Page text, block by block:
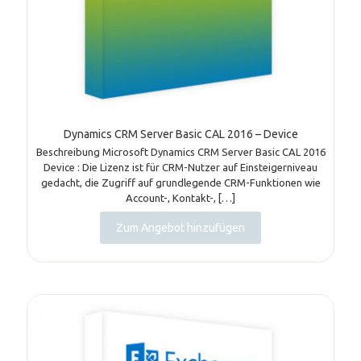
Dynamics CRM Server Basic CAL 2016 – Device
Beschreibung Microsoft Dynamics CRM Server Basic CAL 2016
Device : Die Lizenz ist für CRM-Nutzer auf Einsteigerniveau
gedacht, die Zugriff auf grundlegende CRM-Funktionen wie
Account-, Kontakt-,
[…]
Zum Angebot hinzufügen